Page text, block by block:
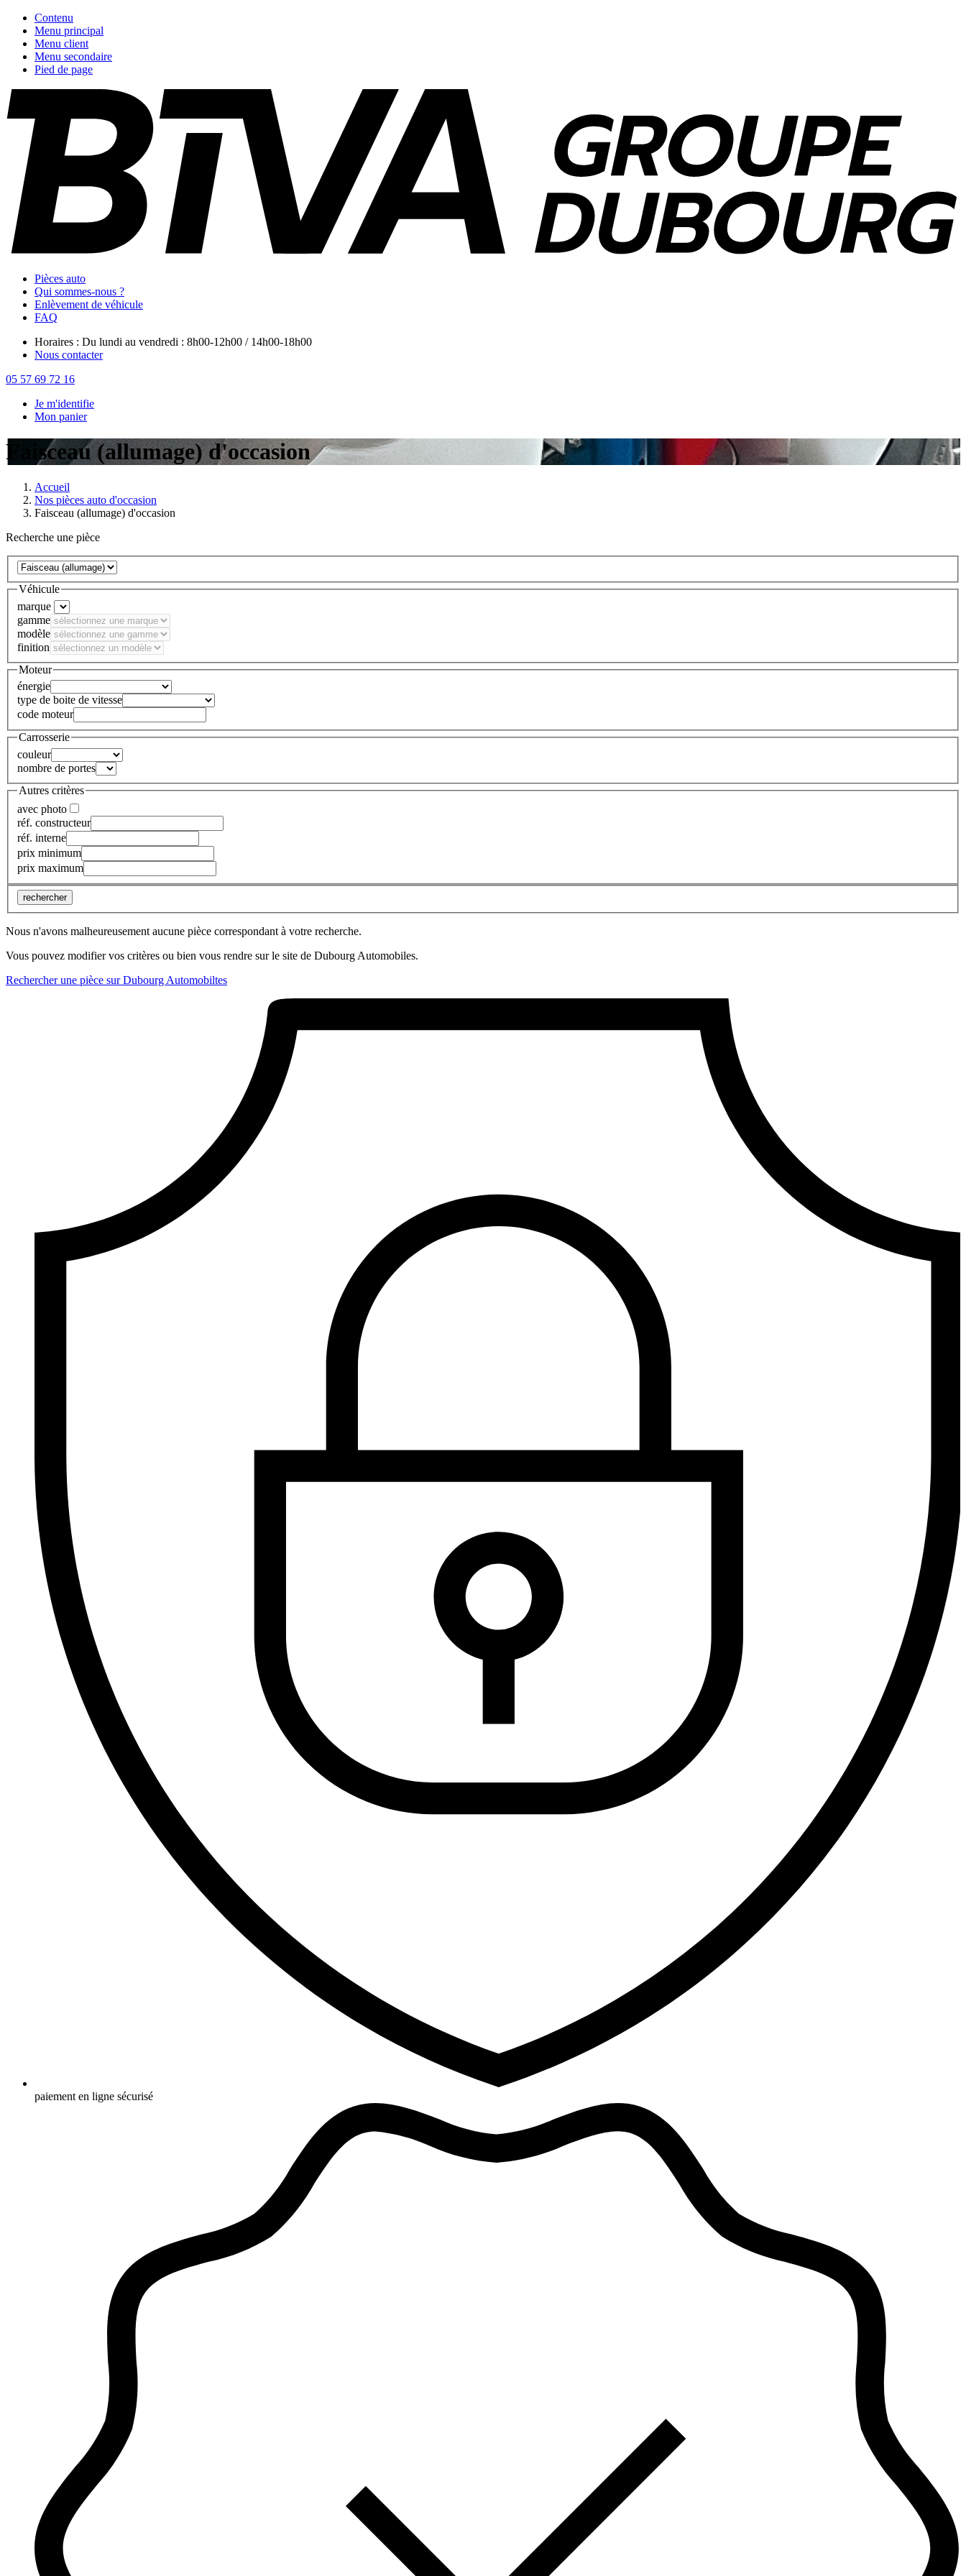
Contenu
Menu principal
Menu client
Menu secondaire
Pied de page
Pièces auto
Qui sommes-nous ?
Enlèvement de véhicule
FAQ
Horaires : Du lundi au vendredi : 8h00-12h00 / 14h00-18h00
Nous contacter
05 57 69 72 16
Je m'identifie
Mon panier
Faisceau (allumage) d'occasion
Accueil
Nos pièces auto d'occasion
Faisceau (allumage) d'occasion
Recherche une pièce
Véhicule
marque
gamme
modèle
finition
Moteur
énergie
type de boite de vitesse
code moteur
Carrosserie
couleur
nombre de portes
Autres critères
avec photo
réf. constructeur
réf. interne
prix minimum
prix maximum
rechercher
Nous n'avons malheureusement aucune pièce correspondant à votre recherche.
Vous pouvez modifier vos critères ou bien vous rendre sur le site de Dubourg Automobiles.
Rechercher une pièce sur Dubourg Automobiltes
paiement en ligne sécurisé